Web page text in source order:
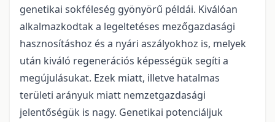
genetikai sokféleség gyönyörű példái. Kiválóan
alkalmazkodtak a legeltetéses mezőgazdasági
hasznosításhoz és a nyári aszályokhoz is, melyek
után kiváló regenerációs képességük segíti a
megújulásukat. Ezek miatt, illetve hatalmas
területi arányuk miatt nemzetgazdasági
jelentőségük is nagy. Genetikai potenciáljuk